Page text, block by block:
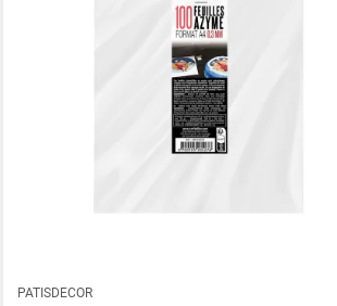
PATISDECOR